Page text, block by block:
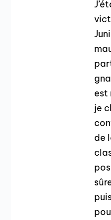
est
je
de